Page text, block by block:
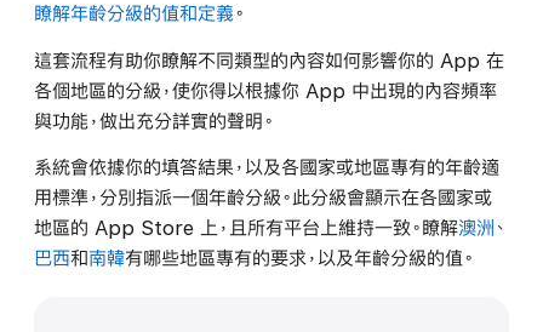
瞭解年齡分級的值和定義。
這套流程有助你瞭解不同類型的內容如何影響你的 App 在
各個地區的分級，使你得以根據你 App 中出現的內容頻率
與功能，做出充分詳實的聲明。
系統會依據你的填答結果，以及各國家或地區專有的年齡適
用標準，分別指派一個年齡分級。此分級會顯示在各國家或
地區的 App Store 上，且所有平台上維持一致。瞭解澳洲 、
巴西和南韓有哪些地區專有的要求，以及年齡分級的值。